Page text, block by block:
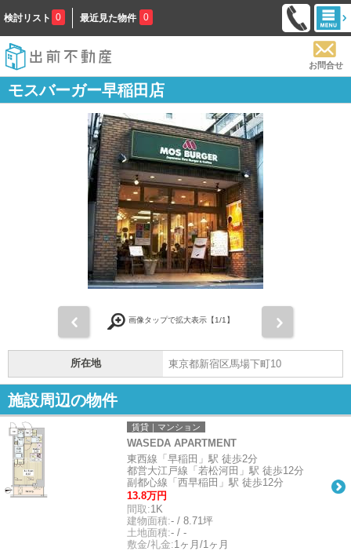
検討リスト 0 最近見た物件 0
お問合せ
モスバーガー早稲田店
画像タップで拡大表示【1/1】
所在地 東京都新宿区馬場下町10
施設周辺の物件
賃貸｜マンション
WASEDA APARTMENT
東西線「早稲田」駅 徒歩2分
都営大江戸線「若松河田」駅 徒歩12分
副都心線「西早稲田」駅 徒歩12分
13.8万円
間取:1K
建物面積:- / 8.71坪
土地面積:- / -
敷金/礼金:1ヶ月/1ヶ月